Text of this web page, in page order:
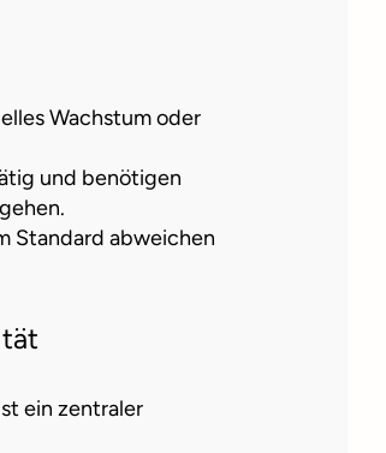
Wachstum oder
und benötigen
Standard abweichen
ein zentraler